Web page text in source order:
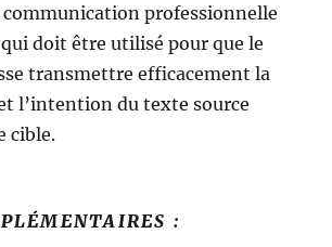
communication professionnelle
doit être utilisé pour que le
transmettre efficacement la
l’intention du texte source
cible.
: